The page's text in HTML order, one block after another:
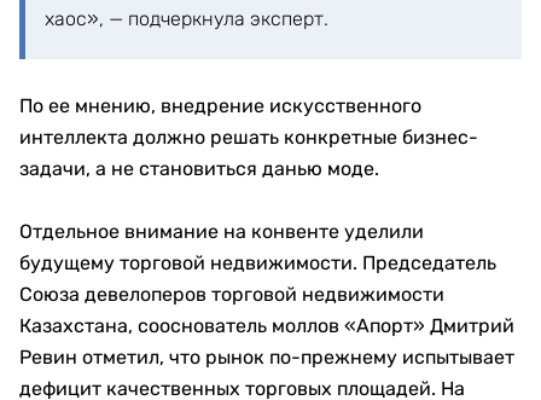
хаос», — подчеркнула эксперт.
По ее мнению, внедрение искусственного
интеллекта должно решать конкретные бизнес-
задачи, а не становиться данью моде.
Отдельное внимание на конвенте уделили
будущему торговой недвижимости. Председатель
Союза девелоперов торговой недвижимости
Казахстана, сооснователь моллов «Апорт» Дмитрий
Ревин отметил, что рынок по-прежнему испытывает
дефицит качественных торговых площадей. На